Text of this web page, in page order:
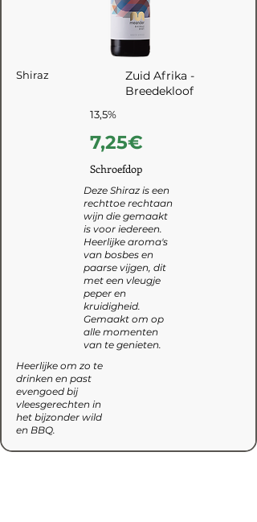
Shiraz
Zuid Afrika -
Breedekloof
13,5%
7,25€
Schroefdop
Deze Shiraz is een
rechttoe rechtaan
wijn die gemaakt
is voor iedereen.
Heerlijke aroma's
van bosbes en
paarse vijgen, dit
met een vleugje
peper en
kruidigheid.
Gemaakt om op
alle momenten
van te genieten.
Heerlijke om zo te
drinken en past
evengoed bij
vleesgerechten in
het bijzonder wild
en BBQ.